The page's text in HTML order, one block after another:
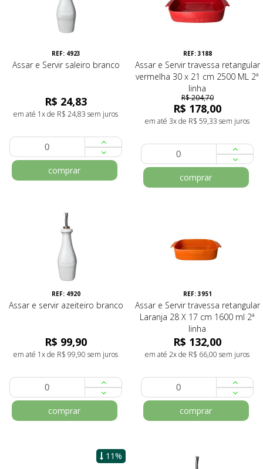
REF: 4923
Assar e Servir saleiro branco
R$ 24,83
em até 1x de R$ 24,83 sem juros
comprar
REF: 3188
Assar e Servir travessa retangular
vermelha 30 x 21 cm 2500 ML 2ª
linha
R$ 204,70
R$ 178,00
em até 3x de R$ 59,33 sem juros
comprar
REF: 4920
Assar e servir azeiteiro branco
R$ 99,90
em até 1x de R$ 99,90 sem juros
comprar
REF: 3951
Assar e Servir travessa retangular
Laranja 28 X 17 cm 1600 ml 2ª
linha
R$ 132,00
em até 2x de R$ 66,00 sem juros
comprar
11%